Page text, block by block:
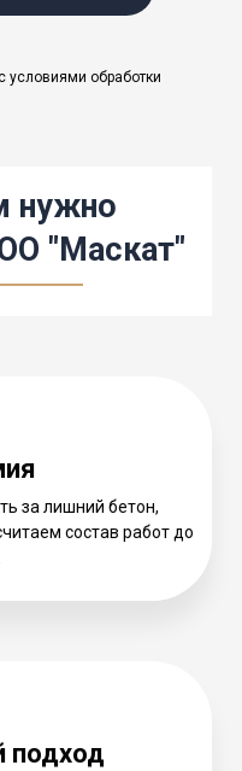
условиями обработки
нужно
"Маскат"
за лишний бетон,
состав работ до
подход